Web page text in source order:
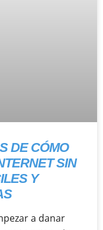
DE CÓMO
SIN
Y
a danar